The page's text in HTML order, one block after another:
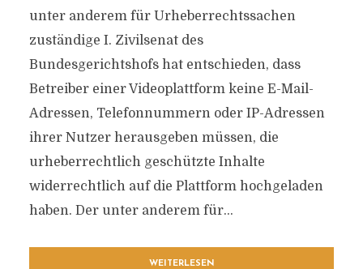
unter anderem für Urheberrechtssachen
zuständige I. Zivilsenat des
Bundesgerichtshofs hat entschieden, dass
Betreiber einer Videoplattform keine E-Mail-
Adressen, Telefonnummern oder IP-Adressen
ihrer Nutzer herausgeben müssen, die
urheberrechtlich geschützte Inhalte
widerrechtlich auf die Plattform hochgeladen
haben. Der unter anderem für...
WEITERLESEN